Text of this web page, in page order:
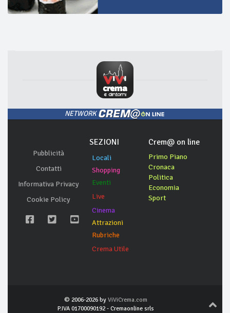
NETWORK
Pubblicità
Contatti
Informativa Privacy
Cookie Policy
SEZIONI
Locali
Shopping
Eventi
Live
Cinema
Attrazioni
Rubriche
Crema Utile
Crem@ on line
Primo Piano
Cronaca
Politica
Economia
Sport
© 2006-2026 by ViViCrema.com
P.IVA 01700090192 - Cremaonline srls